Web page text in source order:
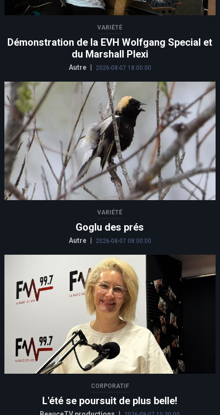
VARIÉTÉ
Démonstration de la EVH Wolfgang Special et
du Marshall Plexi
Autre | 2026-08-07 18:00:00
VARIÉTÉ
Goglu des prés
Autre 2026-08-07 08:00:00
CORPORATIF
L'été se poursuit de plus belle!